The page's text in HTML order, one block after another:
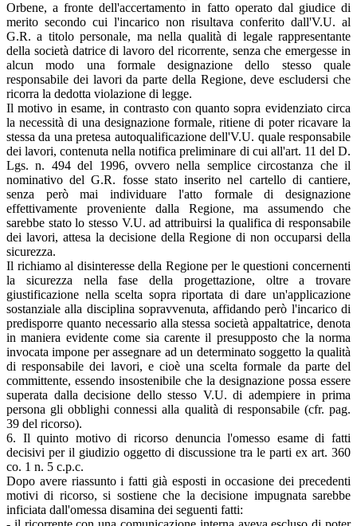
Orbene, a fronte dell'accertamento in fatto operato dal giudice di
merito secondo cui l'incarico non risultava conferito dall'V.U. al
G.R. a titolo personale, ma nella qualità di legale rappresentante
della società datrice di lavoro del ricorrente, senza che emergesse in
alcun modo una formale designazione dello stesso quale
responsabile dei lavori da parte della Regione, deve escludersi che
ricorra la dedotta violazione di legge.
Il motivo in esame, in contrasto con quanto sopra evidenziato circa
la necessità di una designazione formale, ritiene di poter ricavare la
stessa da una pretesa autoqualificazione dell'V.U. quale responsabile
dei lavori, contenuta nella notifica preliminare di cui all'art. 11 del D.
Lgs. n. 494 del 1996, ovvero nella semplice circostanza che il
nominativo del G.R. fosse stato inserito nel cartello di cantiere,
senza però mai individuare l'atto formale di designazione
effettivamente proveniente dalla Regione, ma assumendo che
sarebbe stato lo stesso V.U. ad attribuirsi la qualifica di responsabile
dei lavori, attesa la decisione della Regione di non occuparsi della
sicurezza.
Il richiamo al disinteresse della Regione per le questioni concernenti
la sicurezza nella fase della progettazione, oltre a trovare
giustificazione nella scelta sopra riportata di dare un'applicazione
sostanziale alla disciplina sopravvenuta, affidando però l'incarico di
predisporre quanto necessario alla stessa società appaltatrice, denota
in maniera evidente come sia carente il presupposto che la norma
invocata impone per assegnare ad un determinato soggetto la qualità
di responsabile dei lavori, e cioè una scelta formale da parte del
committente, essendo insostenibile che la designazione possa essere
superata dalla decisione dello stesso V.U. di adempiere in prima
persona gli obblighi connessi alla qualità di responsabile (cfr. pag.
39 del ricorso).
6. Il quinto motivo di ricorso denuncia l'omesso esame di fatti
decisivi per il giudizio oggetto di discussione tra le parti ex art. 360
co. 1 n. 5 c.p.c.
Dopo avere riassunto i fatti già esposti in occasione dei precedenti
motivi di ricorso, si sostiene che la decisione impugnata sarebbe
inficiata dall'omessa disamina dei seguenti fatti: